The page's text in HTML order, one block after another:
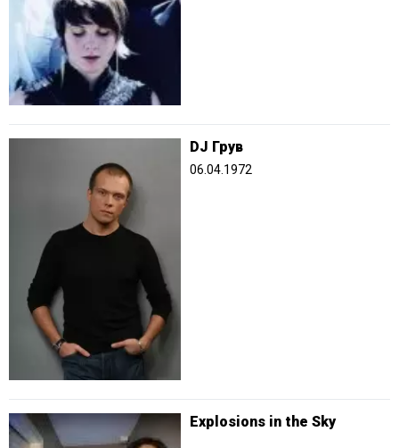
DJ Грув
06.04.1972
Explosions in the Sky